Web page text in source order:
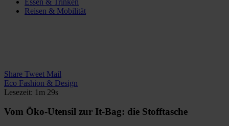
Reisen & Mobilität
Share Tweet Mail
Eco Fashion & Design
Lesezeit: 1m 29s
Vom Öko-Utensil zur It-Bag: die Stofftasche